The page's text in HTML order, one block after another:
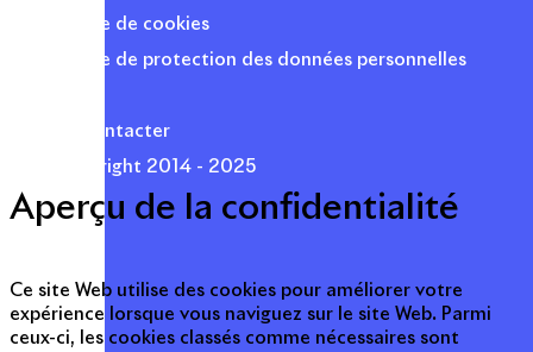
Politique de cookies
Politique de protection des données personnelles
Nous contacter
© Copyright 2014 - 2025
Aperçu de la confidentialité
Ce site Web utilise des cookies pour améliorer votre
expérience lorsque vous naviguez sur le site Web. Parmi
ceux-ci, les cookies classés comme nécessaires sont